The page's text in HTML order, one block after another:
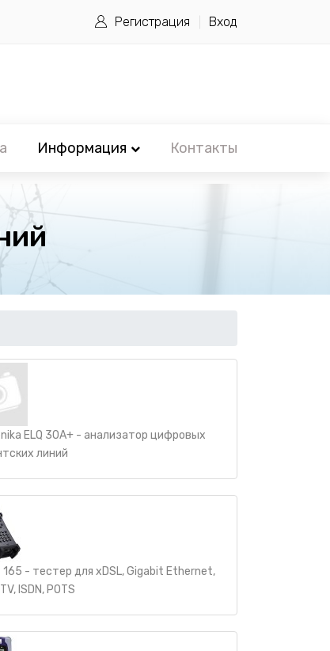
Регистрация Вход
Информация Контакты
ELQ 30A+ - анализатор цифровых
линий
165 - тестер для xDSL, Gigabit Ethernet,
ISDN, POTS